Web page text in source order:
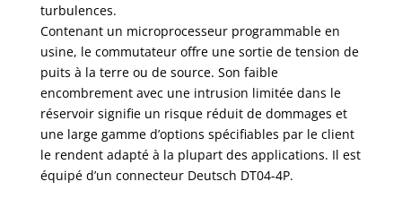
turbulences.
Contenant un microprocesseur programmable en
usine, le commutateur offre une sortie de tension de
puits à la terre ou de source. Son faible
encombrement avec une intrusion limitée dans le
réservoir signifie un risque réduit de dommages et
une large gamme d’options spécifiables par le client
le rendent adapté à la plupart des applications. Il est
équipé d’un connecteur Deutsch DT04-4P.